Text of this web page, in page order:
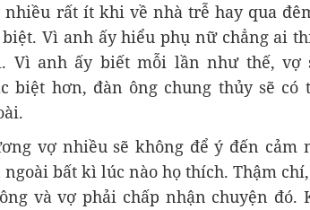
rất ít khi về nhà trễ hay qua
Vì anh ấy hiểu phụ nữ chẳng ai
Vì anh ấy biết mỗi lần như thế, vợ
biệt hơn, đàn ông chung thủy sẽ có
vợ nhiều sẽ không để ý đến cảm
bất kì lúc nào họ thích. Thậm
và vợ phải chấp nhận chuyện đó.